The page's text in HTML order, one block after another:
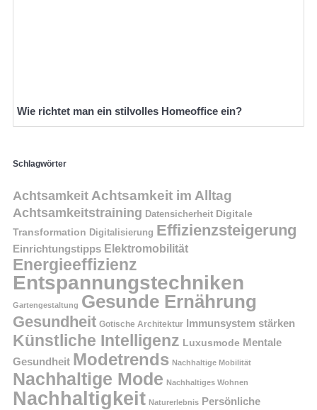
Wie richtet man ein stilvolles Homeoffice ein?
Schlagwörter
Achtsamkeit Achtsamkeit im Alltag
Achtsamkeitstraining Datensicherheit Digitale
Transformation Digitalisierung Effizienzsteigerung
Einrichtungstipps Elektromobilität
Energieeffizienz
Entspannungstechniken
Gartengestaltung Gesunde Ernährung
Gesundheit Gotische Architektur Immunsystem stärken
Künstliche Intelligenz Luxusmode Mentale
Gesundheit Modetrends Nachhaltige Mobilität
Nachhaltige Mode Nachhaltiges Wohnen
Nachhaltigkeit Naturerlebnis Persönliche